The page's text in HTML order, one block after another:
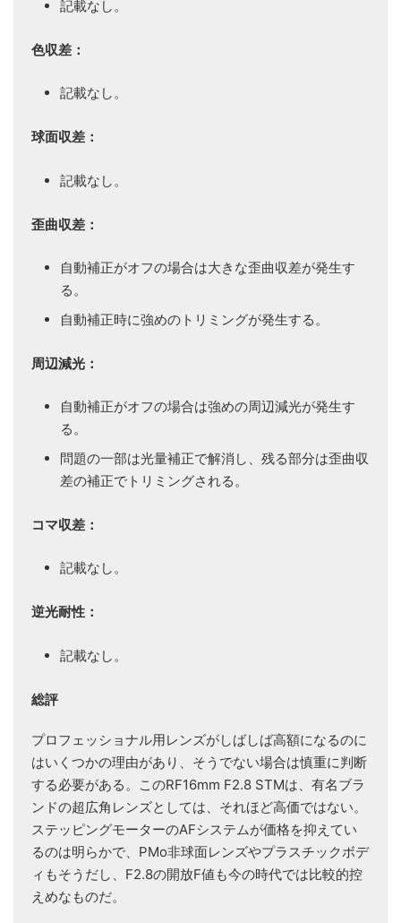
記載なし。
色収差：
記載なし。
球面収差：
記載なし。
歪曲収差：
自動補正がオフの場合は大きな歪曲収差が発生す
る。
自動補正時に強めのトリミングが発生する。
周辺減光：
自動補正がオフの場合は強めの周辺減光が発生す
る。
問題の一部は光量補正で解消し、残る部分は歪曲収
差の補正でトリミングされる。
コマ収差：
記載なし。
逆光耐性：
記載なし。
総評
プロフェッショナル用レンズがしばしば高額になるのに
はいくつかの理由があり、そうでない場合は慎重に判断
する必要がある。このRF16mm F2.8 STMは、有名ブラ
ンドの超広角レンズとしては、それほど高価ではない。
ステッピングモーターのAFシステムが価格を抑えてい
るのは明らかで、PMo非球面レンズやプラスチックボデ
ィもそうだし、F2.8の開放F値も今の時代では比較的控
えめなものだ。